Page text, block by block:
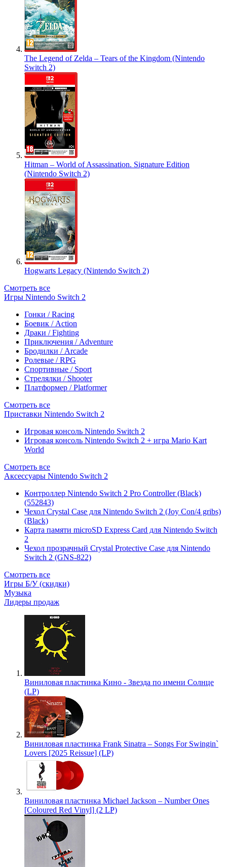
The Legend of Zelda – Tears of the Kingdom (Nintendo
Switch 2)
Hitman – World of Assassination. Signature Edition
(Nintendo Switch 2)
Hogwarts Legacy (Nintendo Switch 2)
Смотреть все
Игры Nintendo Switch 2
Гонки / Racing
Боевик / Action
Драки / Fighting
Приключения / Adventure
Бродилки / Arcade
Ролевые / RPG
Спортивные / Sport
Стрелялки / Shooter
Платформер / Platformer
Смотреть все
Приставки Nintendo Switch 2
Игровая консоль Nintendo Switch 2
Игровая консоль Nintendo Switch 2 + игра Mario Kart
World
Смотреть все
Аксессуары Nintendo Switch 2
Контроллер Nintendo Switch 2 Pro Controller (Black)
(552843)
Чехол Сrystal Сase для Nintendo Switch 2 (Joy Con/4 gribs)
(Black)
Карта памяти microSD Express Card для Nintendo Switch
2
Чехол прозрачный Crystal Protective Case для Nintendo
Switch 2 (GNS-822)
Смотреть все
Игры Б/У (скидки)
Музыка
Лидеры продаж
Виниловая пластинка Кино - Звезда по имени Солнце
(LP)
Виниловая пластинка Frank Sinatra – Songs For Swingin`
Lovers [2025 Reissue] (LP)
Виниловая пластинка Michael Jackson – Number Ones
[Coloured Red Vinyl] (2 LP)